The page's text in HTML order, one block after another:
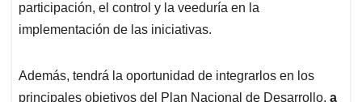
participación, el control y la veeduría en la
implementación de las iniciativas.
Además, tendrá la oportunidad de integrarlos en los
principales objetivos del Plan Nacional de Desarrollo, a